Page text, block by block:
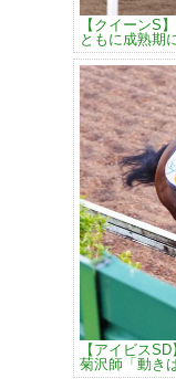
【クイーンS
ともに成熟期
【アイビス
菊沢師「動き